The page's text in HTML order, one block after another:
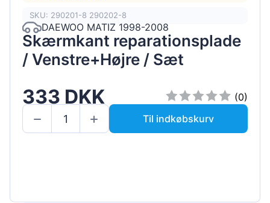
SKU: 290201-8 290202-8
DAEWOO MATIZ 1998-2008
Skærmkant reparationsplade
/ Venstre+Højre / Sæt
333 DKK
(0)
Til indkøbskurv